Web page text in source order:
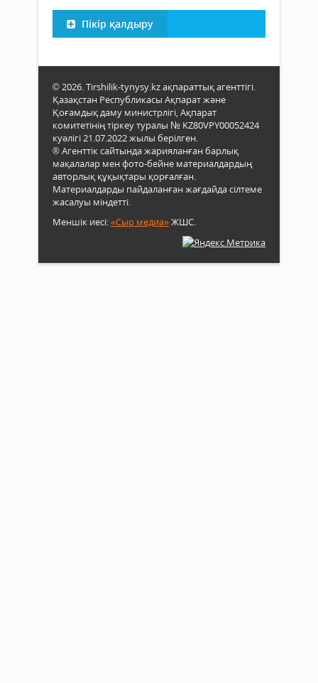
Пікір қалдыру
© 2026. Tirshilik-tynysy.kz ақпараттық агенттігі.
Қазақстан Республикасы Ақпарат және
Қоғамдық даму министрлігі, Ақпарат
комитетінің тіркеу туралы № KZ80VPY00052424
куәлігі 21.07.2022 жылы берілген.
® Агенттік сайтында жарияланған барлық
мақалалар мен фото-бейне материалдардың
авторлық құқықтары қорғалған.
Материалдарды пайдаланған жағдайда сілтеме
жасалуы міндетті.
Меншік иесі:«Сыр медиа»ЖШС.